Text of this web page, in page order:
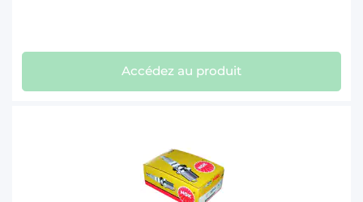
Accédez au produit